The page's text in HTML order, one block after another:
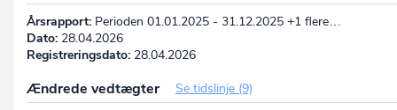
Årsrapport: Perioden 01.01.2025 - 31.12.2025 +1 flere…
Dato: 28.04.2026
Registreringsdato: 28.04.2026
Ændrede vedtægter
Se tidslinje (9)